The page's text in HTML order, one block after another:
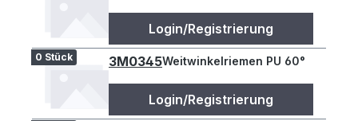
Login/Registrierung
0 Stück 3M0345Weitwinkelriemen PU 60°
Login/Registrierung